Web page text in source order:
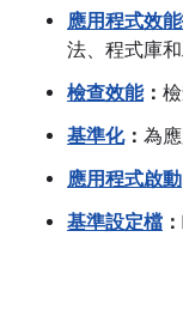
應用程式效
法、程式庫和
檢查效能：
基準化： 為
應用程式啟動
基準設定檔 ：